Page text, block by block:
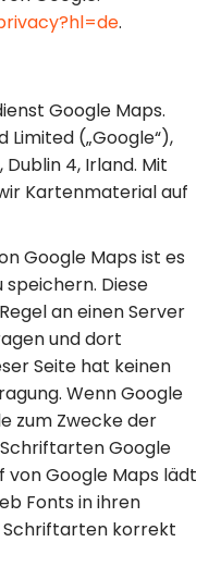
.
Google Maps.
(„Google“),
4, Irland. Mit
Kartenmaterial auf
Google Maps ist es
speichern. Diese
an einen Server
und dort
Seite hat keinen
Wenn Google
zum Zwecke der
Google
von Google Maps lädt
Fonts in ihren
Schriftarten korrekt